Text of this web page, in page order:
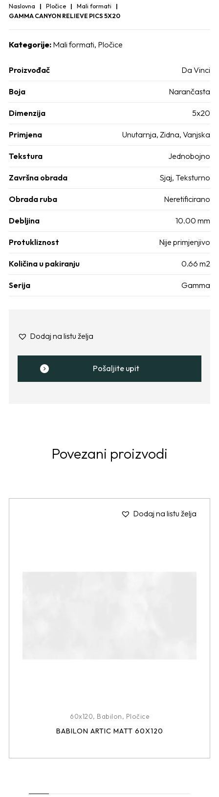
Naslovna Pločice
Mali formati
GAMMA CANYON RELIEVE PICS 5X20
Kategorije: Mali formati, Pločice
Proizvođač Da Vinci
Boja Narančasta
Dimenzija 5x20
Primjena Unutarnja, Zidna, Vanjska
Tekstura Jednobojno
Završna obrada Sjaj, Teksturno
Obrada ruba Neretificirano
Debljina 10.00 mm
Protukliznost Nije primjenjivo
Količina u pakiranju 0.66 m2
Serija Gamma
Dodaj na listu želja
Pošaljite upit
Povezani proizvodi
Dodaj na listu želja
60x120, Babilon, Pločice
BABILON ARTIC MATT 60X120